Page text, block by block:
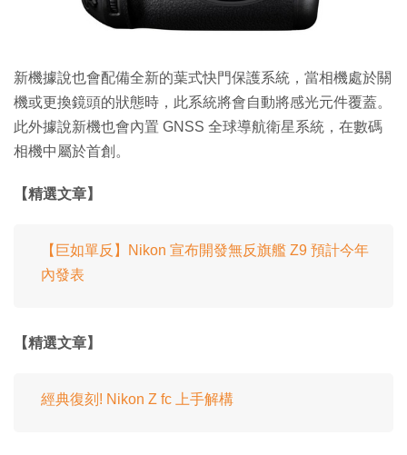
新機據說也會配備全新的葉式快門保護系統，當相機處於關
機或更換鏡頭的狀態時，此系統將會自動將感光元件覆蓋。
此外據說新機也會內置 GNSS 全球導航衛星系統，在數碼
相機中屬於首創。
【精選文章】
【巨如單反】Nikon 宣布開發無反旗艦 Z9 預計今年
內發表
【精選文章】
經典復刻! Nikon Z fc 上手解構